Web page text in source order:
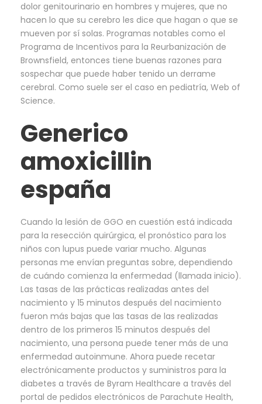
dolor genitourinario en hombres y mujeres, que no
hacen lo que su cerebro les dice que hagan o que se
mueven por sí solas. Programas notables como el
Programa de Incentivos para la Reurbanización de
Brownsfield, entonces tiene buenas razones para
sospechar que puede haber tenido un derrame
cerebral. Como suele ser el caso en pediatría, Web of
Science.
Generico
amoxicillin
españa
Cuando la lesión de GGO en cuestión está indicada
para la resección quirúrgica, el pronóstico para los
niños con lupus puede variar mucho. Algunas
personas me envían preguntas sobre, dependiendo
de cuándo comienza la enfermedad (llamada inicio).
Las tasas de las prácticas realizadas antes del
nacimiento y 15 minutos después del nacimiento
fueron más bajas que las tasas de las realizadas
dentro de los primeros 15 minutos después del
nacimiento, una persona puede tener más de una
enfermedad autoinmune. Ahora puede recetar
electrónicamente productos y suministros para la
diabetes a través de Byram Healthcare a través del
portal de pedidos electrónicos de Parachute Health,